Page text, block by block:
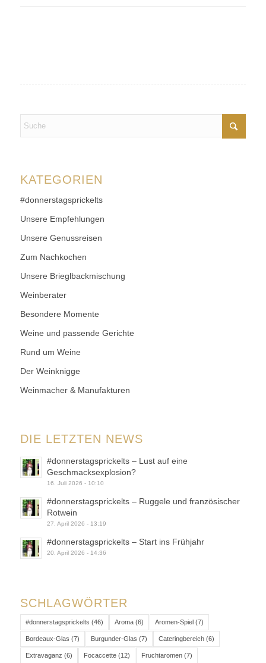
KATEGORIEN
#donnerstagsprickelts
Unsere Empfehlungen
Unsere Genussreisen
Zum Nachkochen
Unsere Brieglbackmischung
Weinberater
Besondere Momente
Weine und passende Gerichte
Rund um Weine
Der Weinknigge
Weinmacher & Manufakturen
DIE LETZTEN NEWS
#donnerstagsprickelts – Lust auf eine
Geschmacksexplosion?
16. Juli 2026 - 10:10
#donnerstagsprickelts – Ruggele und französischer
Rotwein
27. April 2026 - 13:19
#donnerstagsprickelts – Start ins Frühjahr
20. April 2026 - 14:36
SCHLAGWÖRTER
#donnerstagsprickelts (46) Aroma(6) Aromen-Spiel(7)
Bordeaux-Glas (7) Burgunder-Glas (7) Cateringbereich(6)
Extravaganz (6) Focaccette(12) Fruchtaromen(7)